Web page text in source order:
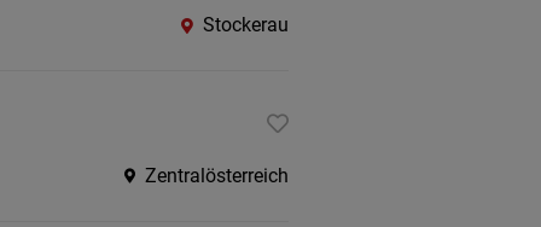
Stockerau
Zentralösterreich